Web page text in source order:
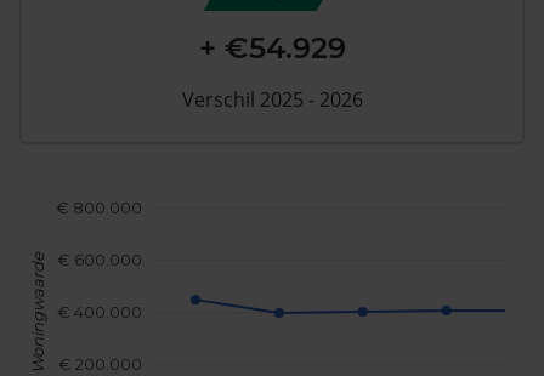
€ 200.000
€ 400.000
€ 600.000
€ 800.000
Woningwaarde
+ €54.929
Verschil 2025 - 2026